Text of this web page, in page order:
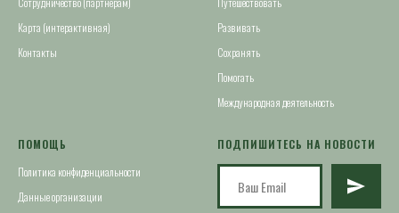
Карта (интерактивная)
Контакты
Развивать
Сохранять
Помогать
Международная деятельность
ПОМОЩЬ
Политика конфиденциальности
Данные организации
ПОДПИШИТЕСЬ НА НОВОСТИ